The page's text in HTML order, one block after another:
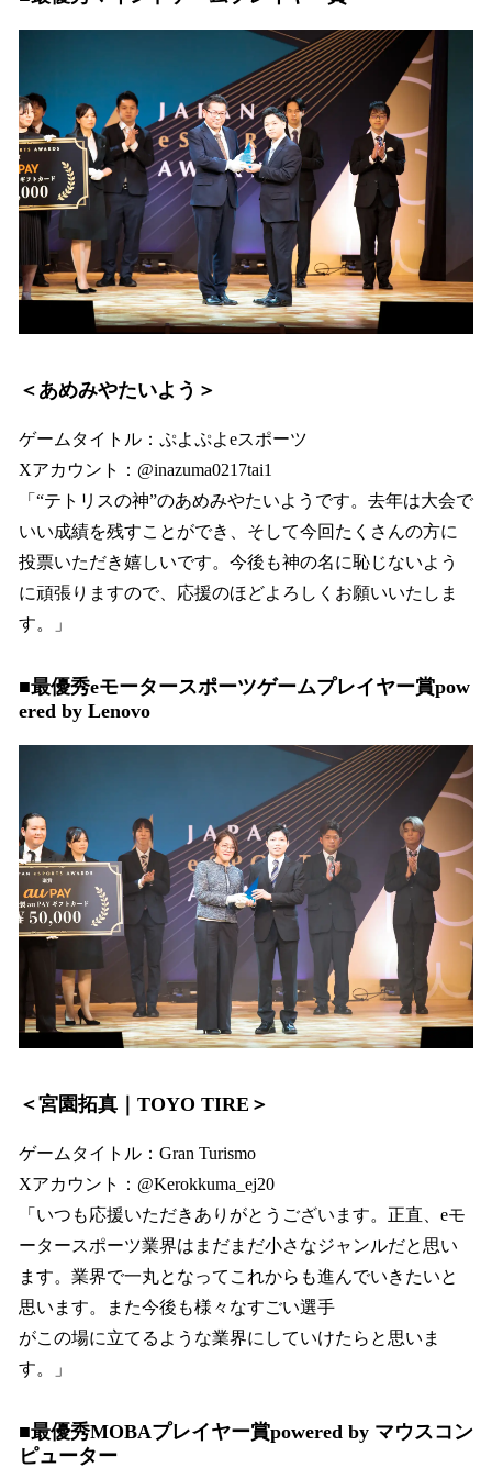
＜あめみやたいよう＞
ゲームタイトル：ぷよぷよeスポーツ
Xアカウント：@inazuma0217tai1
「“テトリスの神”のあめみやたいようです。去年は大会で
いい成績を残すことができ、そして今回たくさんの方に
投票いただき嬉しいです。今後も神の名に恥じないよう
に頑張りますので、応援のほどよろしくお願いいたしま
す。」
■最優秀eモータースポーツゲームプレイヤー賞pow
ered by Lenovo
＜宮園拓真｜TOYO TIRE＞
ゲームタイトル：Gran Turismo
Xアカウント：@Kerokkuma_ej20
「いつも応援いただきありがとうございます。正直、eモ
ータースポーツ業界はまだまだ小さなジャンルだと思い
ます。業界で一丸となってこれからも進んでいきたいと
思います。また今後も様々なすごい選手
がこの場に立てるような業界にしていけたらと思いま
す。」
■最優秀MOBAプレイヤー賞powered by マウスコン
ピューター